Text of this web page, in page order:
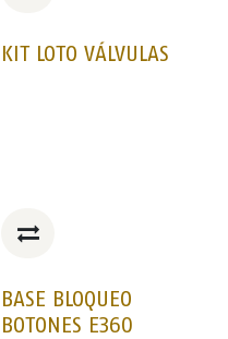
KIT LOTO VÁLVULAS
BASE BLOQUEO
BOTONES E360